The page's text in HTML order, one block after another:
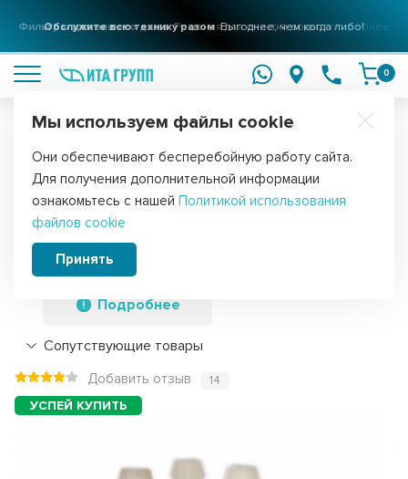
Фильтры для вашего домаРешения для очистки воды подробнее
0
Главная Запчасти для стиральных машин Электромагнитные
Клапан впускной, заливной, подачи
воды для стиральной машины Ardo,
Bosch, Siemens, К031
Подробнее
Сопутствующие товары
Добавить отзыв 14
Мы используем файлы cookie
Они обеспечивают бесперебойную работу сайта.
Для получения дополнительной информации
ознакомьтесь с нашей Политикой использования
файлов cookie
Принять